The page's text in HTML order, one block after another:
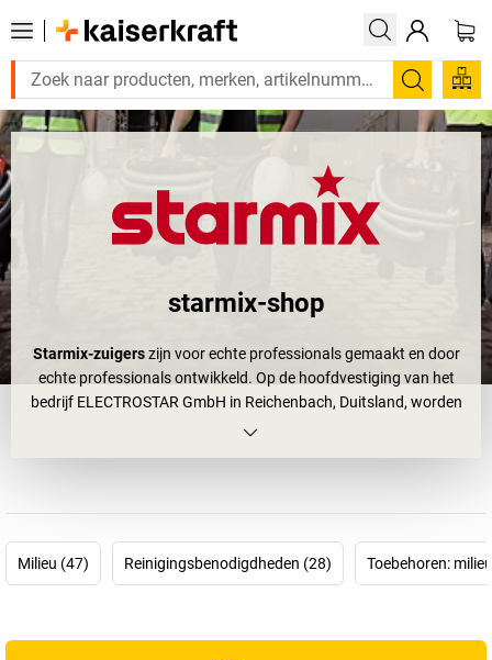
Zoeken
starmix-shop
Starmix-zuigerszijn voor echte professionals gemaakt en door
echte professionals ontwikkeld. Op de hoofdvestiging van het
bedrijf ELECTROSTAR GmbH in Reichenbach, Duitsland, worden
industriële zuigers geproduceerd die in bedrijven, in de bouw en als
De
industriële zuigers Starmix onderscheiden zich van gewone
stofzuigers omdat ze een uniek filtersysteem hebben met
Milieu (47) Reinigingsbenodigdheden (28) Toebehoren: